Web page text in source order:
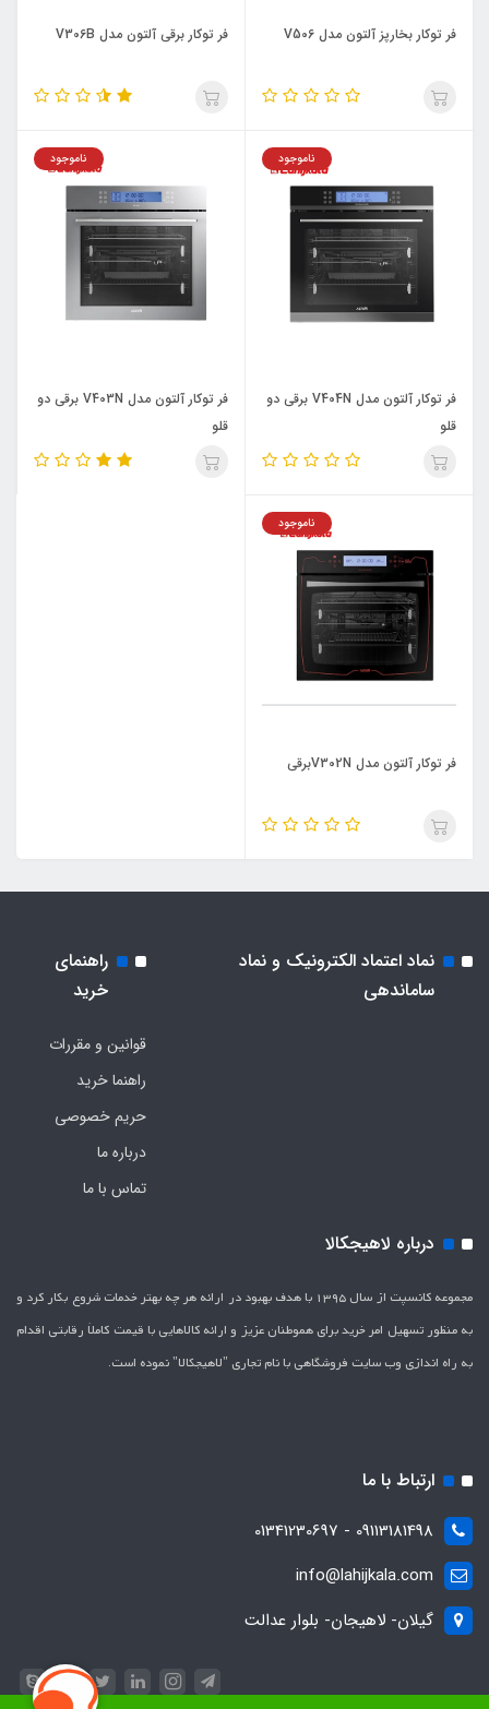
فر توکار بخارپز آلتون مدل V506 فر توکار برقی آلتون مدل V306B
ناموجود
فر توکار آلتون مدل V404N برقی دو
قلو
ناموجود
فر توکار آلتون مدل V403N برقی دو
قلو
ناموجود
فر توکار آلتون مدل V302Nبرقی
نماد اعتماد الکترونیک و نماد
ساماندهی
راهنمای
خرید
قوانین و مقررات
راهنما خرید
حریم خصوصی
درباره ما
تماس با ما
درباره لاهیجکالا
مجموعه کانسپت از سال 1395 با هدف بهبود در ارائه هر چه بهتر خدمات شروع بکار کرد و
به منظور تسهیل امر خرید برای هموطنان عزیز و ارائه کالاهایی با قیمت کاملاَ رقابتی اقدام
به راه اندازی وب سایت فروشگاهی با نام تجاری "لاهیج­کالا" نموده است.
ارتباط با ما
09113181498 - 01341230697
info@lahijkala.com
گیلان- لاهیجان- بلوار عدالت